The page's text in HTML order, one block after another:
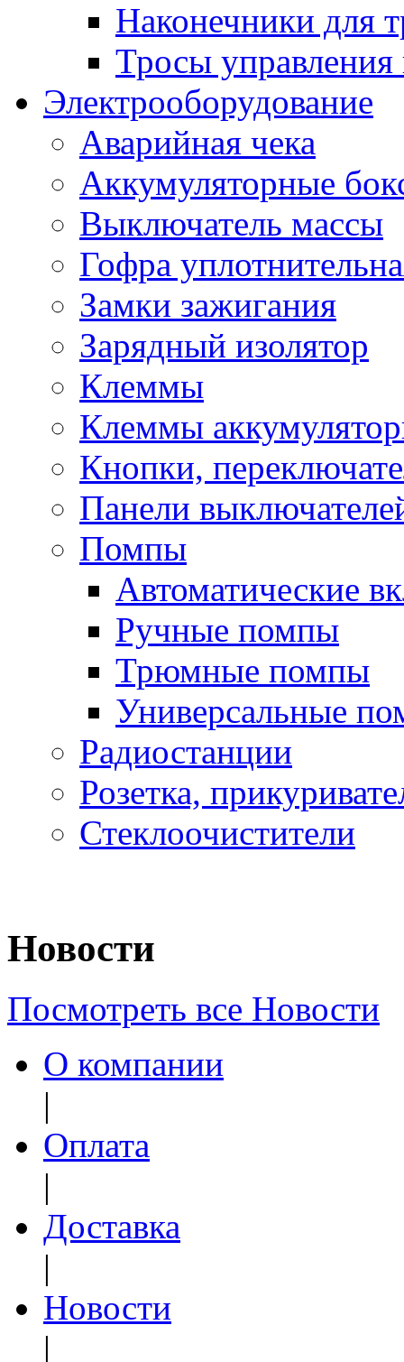
Наконечники для
Тросы управления
Электрооборудование
Аварийная чека
Аккумуляторные
Выключатель массы
Гофра
Замки зажигания
Зарядный изолятор
Клеммы
Клеммы
Кнопки,
Панели
Помпы
Автоматические
Ручные помпы
Трюмные помпы
Универсальные
Радиостанции
Розетка,
Стеклоочистители
Новости
Посмотреть все Новости
О компании
|
Оплата
|
Доставка
|
Новости
|